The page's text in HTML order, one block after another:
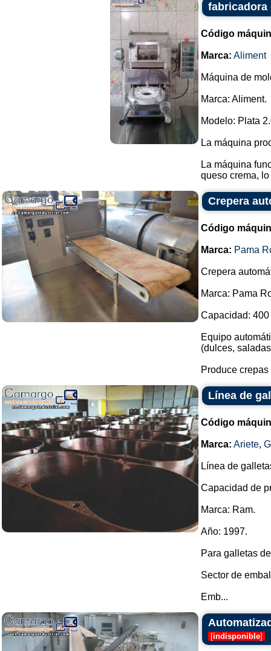
fabricadora
Código
Marca: Aliment
Máquina de
Marca: Aliment.
Modelo: Plata
La máquina
La máquina
queso crema,
Crepera
Código
Marca: Pama
Crepera
Marca: Pama
Capacidad:
Equipo
(dulces,
Produce
Línea de
Código
Marca: Ariete,
Línea de
Capacidad de
Marca: Ram.
Año: 1997.
Para galletas
Sector de
Emb...
[indisponible]